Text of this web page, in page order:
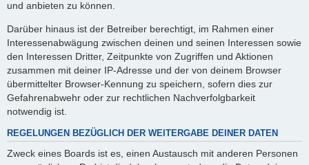
und anbieten zu können.
Darüber hinaus ist der Betreiber berechtigt, im Rahmen einer
Interessenabwägung zwischen deinen und seinen Interessen sowie
den Interessen Dritter, Zeitpunkte von Zugriffen und Aktionen
zusammen mit deiner IP-Adresse und der von deinem Browser
übermittelter Browser-Kennung zu speichern, sofern dies zur
Gefahrenabwehr oder zur rechtlichen Nachverfolgbarkeit
notwendig ist.
REGELUNGEN BEZÜGLICH DER WEITERGABE DEINER DATEN
Zweck eines Boards ist es, einen Austausch mit anderen Personen